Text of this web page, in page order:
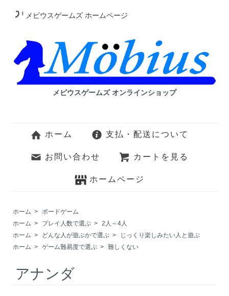
メビウスゲームズ ホームページ
メビウスゲームズ オンラインショップ
ホーム 支払・配送について
お問い合わせ カートを見る
ホームページ
ホーム >
ボードゲーム
ホーム > プレイ人数で選ぶ > 2人～4人
ホーム > どんな人が遊ぶかで選ぶ >
じっくり楽しみたい人と遊ぶ
ホーム > ゲーム難易度で選ぶ > 難しくない
アナンダ